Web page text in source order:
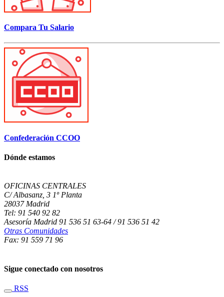
Compara Tu Salario
Confederación CCOO
Dónde estamos
OFICINAS CENTRALES
C/ Albasanz, 3 1º Planta
28037 Madrid
Tel: 91 540 92 82
Asesoría Madrid 91 536 51 63-64 / 91 536 51 42
Otras Comunidades
Fax: 91 559 71 96
Sigue conectado con nosotros
RSS